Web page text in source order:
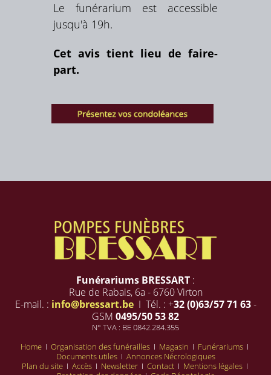
Le funérarium est accessible
jusqu'à 19h.
Cet avis tient lieu de faire-
part.
Funérariums BRESSART :
Rue de Rabais, 6a - 6760 Virton
E-mail. : info@bressart.beI Tél. : +32 (0)63/57 71 63-
GSM 0495/50 53 82
N° TVA : BE 0842.284.355
Home I Organisation des funérailles I Magasin I Funérariums I
Documents utiles I Annonces Nécrologiques
Plan du site I Accès I Newsletter I Contact I Mentions légales I